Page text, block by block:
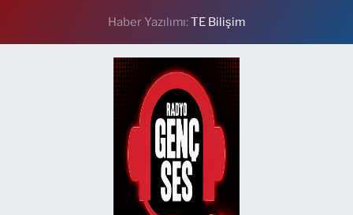
Haber Yazılımı:TE Bilişim